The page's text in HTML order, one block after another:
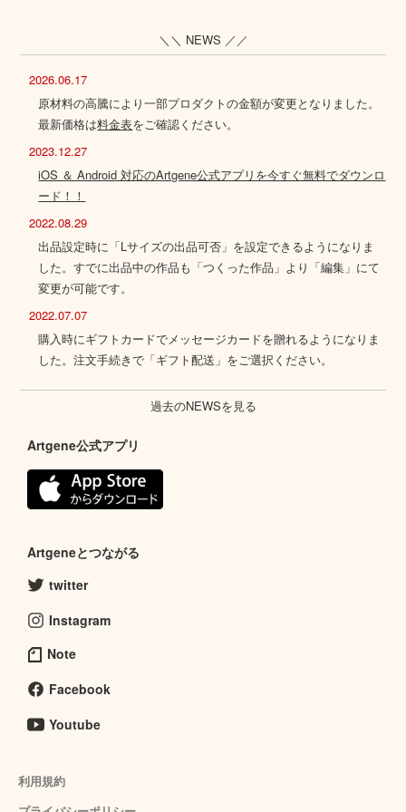
＼＼ NEWS ／／
2026.06.17
原材料の高騰により一部プロダクトの金額が変更となりました。
最新価格は料金表をご確認ください。
2023.12.27
iOS ＆ Android 対応のArtgene公式アプリを今すぐ無料でダウンロ
ード！！
2022.08.29
出品設定時に「Lサイズの出品可否」を設定できるようになりま
した。すでに出品中の作品も「つくった作品」より「編集」にて
変更が可能です。
2022.07.07
購入時にギフトカードでメッセージカードを贈れるようになりま
した。注文手続きで「ギフト配送」をご選択ください。
過去のNEWSを見る
Artgene公式アプリ
Artgeneとつながる
twitter
Instagram
Note
Facebook
Youtube
利用規約